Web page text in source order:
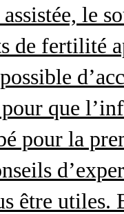
le
de fertilité
que
pour la
être utiles.